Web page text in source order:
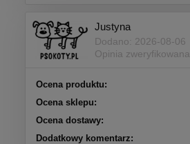
Justyna
Dodano: 2026-08-06
Opinia zweryfikowana
Ocena produktu:
Ocena sklepu:
Ocena dostawy:
Dodatkowy komentarz: